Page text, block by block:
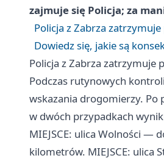
zajmuje się Policja; za
Policja z Zabrza
Dowiedz się, jakie są
Policja z Zabrza
Podczas rutynowych
wskazania drogomierzy. Po
w dwóch przypadkach
MIEJSCE: ulica Wolności —
kilometrów. MIEJSCE: